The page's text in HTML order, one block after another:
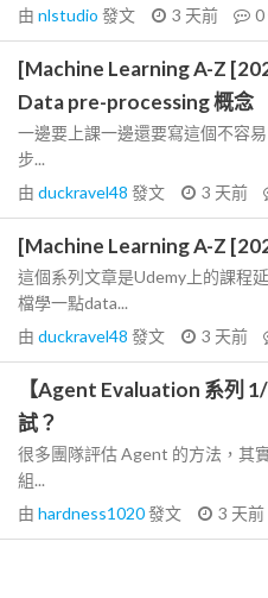
由 nlstudio 發文 3 天前 0
[Machine Learning A-Z
Data pre-processing 概念
一邊要上課一邊還要寫這個不容
步...
由 duckravel48 發文 3 天前
[Machine Learning A-Z
這個系列文章是Udemy上的課程
檔學一點data...
由 duckravel48 發文 3 天前
【Agent Evaluation 系列
試？
很多團隊評估 Agent 的方法，其
組...
由 hardness1020發文 3 天前